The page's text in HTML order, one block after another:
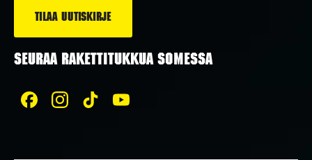
SEURAA RAKETTITUKKUA SOMESSA